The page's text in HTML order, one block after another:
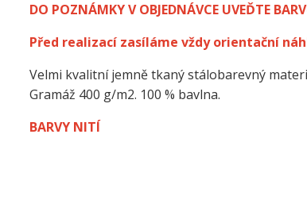
DO POZNÁMKY V OBJEDNÁVCE UVEĎTE
Před realizací zasíláme vždy orientační
Velmi kvalitní jemně tkaný stálobarevný
Gramáž 400 g/m2. 100 % bavlna.
BARVY NITÍ